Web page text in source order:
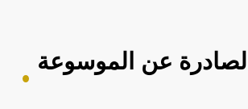
عن الموسوعة